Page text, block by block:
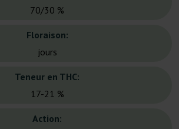
70/30 %
Floraison:
jours
Teneur en THC:
17-21 %
Action: